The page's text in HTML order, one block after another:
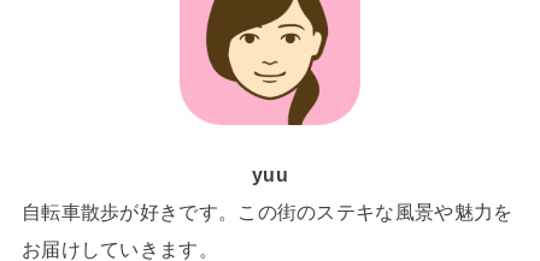
yuu
自転車散歩が好きです。この街のステキな風景や魅力を
お届けしていきます。